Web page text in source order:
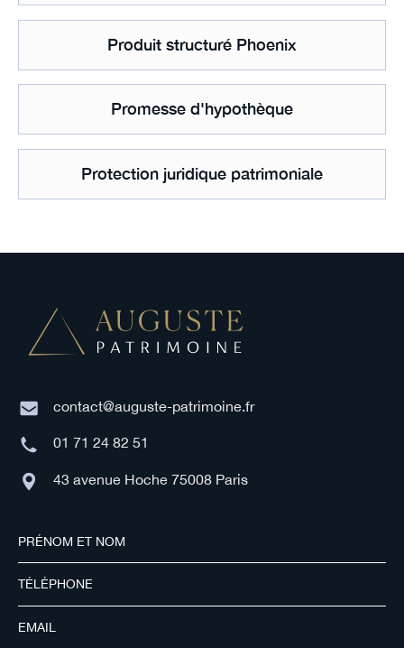
Produit structuré Phoenix
Promesse d'hypothèque
Protection juridique patrimoniale
contact@auguste-patrimoine.fr
01 71 24 82 51
43 avenue Hoche 75008 Paris